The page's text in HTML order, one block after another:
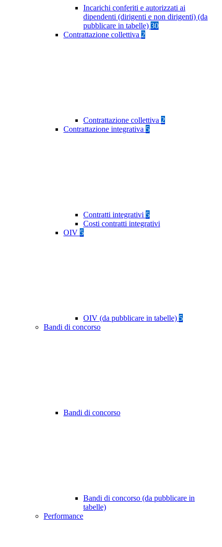
Incarichi conferiti e autorizzati ai
dipendenti (dirigenti e non dirigenti) (da
pubblicare in tabelle) 30
Contrattazione collettiva 2
Contrattazione collettiva 2
Contrattazione integrativa 5
Contratti integrativi 5
Costi contratti integrativi
OIV 5
OIV (da pubblicare in tabelle) 5
Bandi di concorso
Bandi di concorso
Bandi di concorso (da pubblicare in
tabelle)
Performance